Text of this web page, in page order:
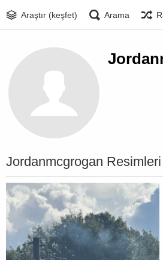
Araştır (keşfet) Arama
Jordanmcgrogan Resimleri